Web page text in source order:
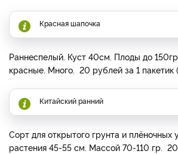
Красная шапочка
Раннеспелый. Куст 40см. Плоды до
красные. Много. 20 рублей за 1 пакетик
Китайский ранний
Сорт для открытого грунта и плёночных
растения 45-55 см. Массой 70-110 гр.